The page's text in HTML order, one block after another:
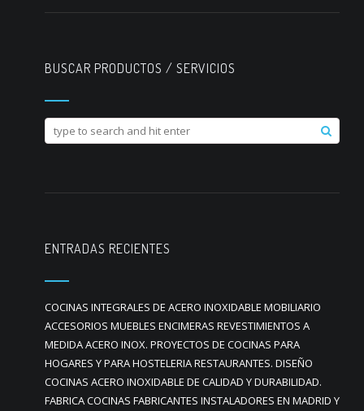
BUSCAR PRODUCTOS / SERVICIOS
ENTRADAS RECIENTES
COCINAS INTEGRALES DE ACERO INOXIDABLE MOBILIARIO
ACCESORIOS MUEBLES ENCIMERAS REVESTIMIENTOS A
MEDIDA ACERO INOX. PROYECTOS DE COCINAS PARA
HOGARES Y PARA HOSTELERIA RESTAURANTES. DISEÑO
COCINAS ACERO INOXIDABLE DE CALIDAD Y DURABILIDAD.
FABRICA COCINAS FABRICANTES INSTALADORES EN MADRID Y